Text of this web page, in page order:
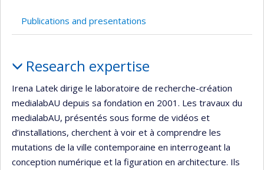
Publications and presentations
Research expertise
Irena Latek dirige le laboratoire de recherche-création
medialabAU depuis sa fondation en 2001. Les travaux du
medialabAU, présentés sous forme de vidéos et
d’installations, cherchent à voir et à comprendre les
mutations de la ville contemporaine en interrogeant la
conception numérique et la figuration en architecture. Ils